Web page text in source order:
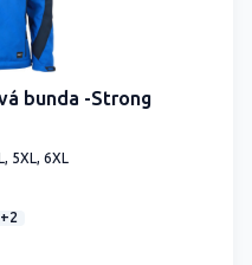
bunda -Strong
5XL, 6XL
+2